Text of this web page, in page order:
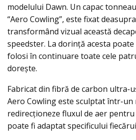
modelului Dawn. Un capac
“Aero Cowling”, este fixat
transformând vizual această
speedster. La dorinţă acesta
folosi în continuare toate cele
doreşte.
Fabricat din fibră de carbon ultra-
Aero Cowling este sculptat într-un
redirecționeze fluxul de aer
poate fi adaptat specificului